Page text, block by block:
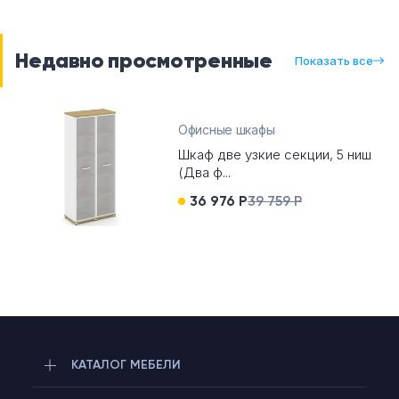
Недавно просмотренные Показать все
Офисные шкафы
Шкаф две узкие секции, 5 ниш
(Два ф...
36 976 Р39 759 Р
КАТАЛОГ МЕБЕЛИ